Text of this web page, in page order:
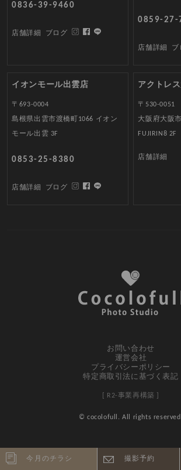
0836-39-9460
店舗詳細 ブログ
0859-27-
店舗詳細 ブ
イオンモール出雲店
〒693-0004
島根県出雲市渡橋町1066 イオン
モール出雲 3F
0853-25-8380
店舗詳細 ブログ
アクトレ
〒530-0051
大阪府大阪
FUJIRIN8 2F
店舗詳細
お問い合わせ
運営会社
プライバシーポリシー
特定商取引法に基づく表記
[ R2-事業再構築 ]
© cocolofull. All rights
今月のチラシ 撮影予約